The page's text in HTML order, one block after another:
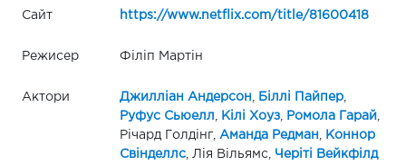
Сайт https://www.netflix.com/title/81600418
Режисер Філіп Мартін
Актори Джилліан Андерсон Біллі Пайпер,
Руфус Сьюелл
Кілі Хоуз, Ромола Гарай
Річард Голдінг,
Аманда Редман
Коннор
Свінделлс, Лія Вільямс, Черіті Вейкфілд